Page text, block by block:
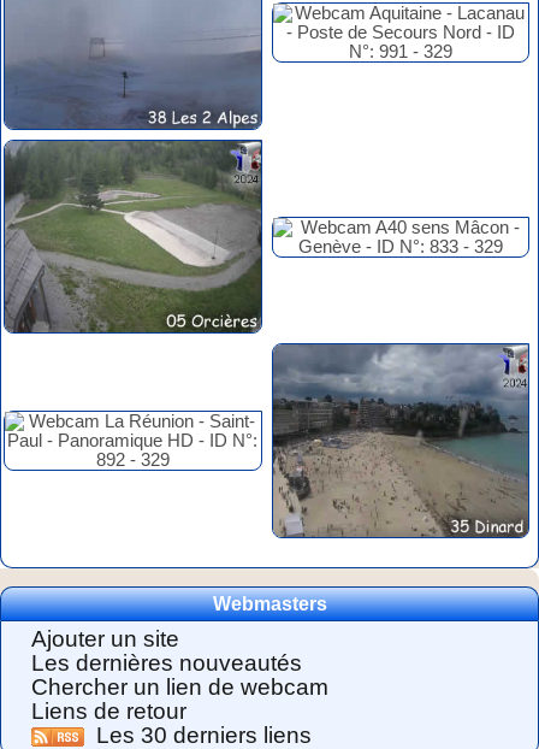
Webmasters
Ajouter un site
Les dernières nouveautés
Chercher un lien de webcam
Liens de retour
Les 30 derniers liens